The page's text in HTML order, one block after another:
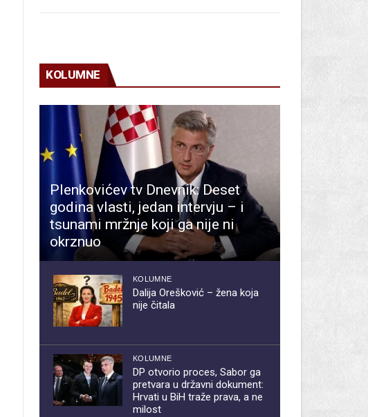
KOLUMNE
Plenkovićev tv Dnevnik: Deset
godina vlasti, jedan intervju – i
tsunami mržnje koji ga nije ni
okrznuo
KOLUMNE
Dalija Orešković – žena koja
nije čitala
KOLUMNE
DP otvorio proces, Sabor ga
pretvara u državni dokument:
Hrvati u BiH traže prava, a ne
milost